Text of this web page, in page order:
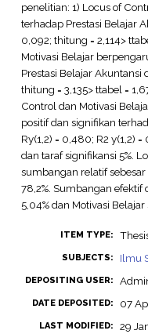
penelitian: 1) Locus of
terhadap Prestasi Belajar
0,092; thitung = 2,114>
Motivasi Belajar
Prestasi Belajar Akuntansi
thitung = 3,135> ttabel =
Control dan Motivasi
positif dan signifikan
Ry(1,2) = 0,480; R2 y(1,2)
dan taraf signifikansi 5%.
sumbangan relatif sebesar
78,2%. Sumbangan efektif
5,04% dan Motivasi Belajar
ITEM TYPE:
SUBJECTS: Ilmu
DEPOSITING USER:
DATE DEPOSITED: 07
LAST MODIFIED: 29